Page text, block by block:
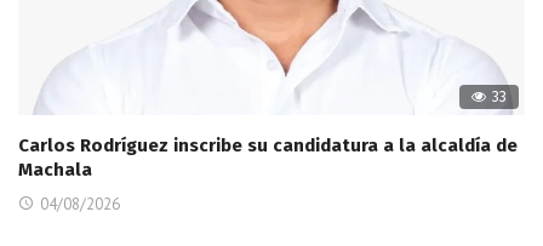
33
Carlos Rodríguez inscribe su candidatura a la alcaldía de
Machala
04/08/2026